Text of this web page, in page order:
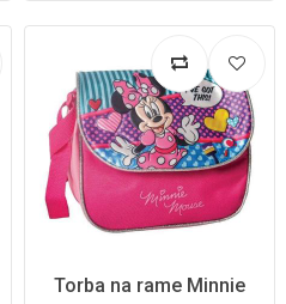
Torba na rame Minnie